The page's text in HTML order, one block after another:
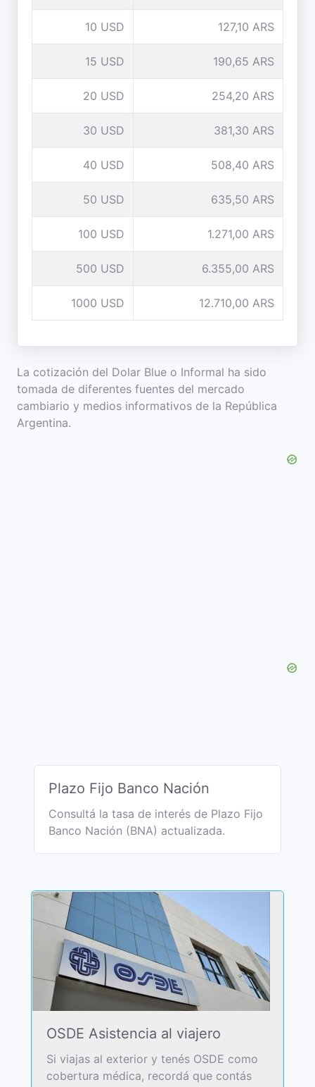
10 USD 127,10 ARS
15 USD 190,65 ARS
20 USD 254,20 ARS
30 USD 381,30 ARS
40 USD 508,40 ARS
50 USD 635,50 ARS
100 USD 1.271,00 ARS
500 USD 6.355,00 ARS
1000 USD 12.710,00 ARS
La cotización del Dolar Blue o Informal ha sido
tomada de diferentes fuentes del mercado
cambiario y medios informativos de la República
Argentina.
Plazo Fijo Banco Nación
Consultá la tasa de interés de Plazo Fijo
Banco Nación (BNA) actualizada.
OSDE Asistencia al viajero
Si viajas al exterior y tenés OSDE como
cobertura médica, recordá que contás